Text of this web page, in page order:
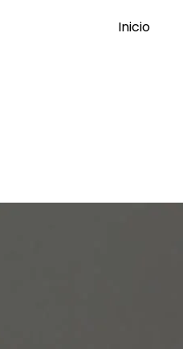
Inicio